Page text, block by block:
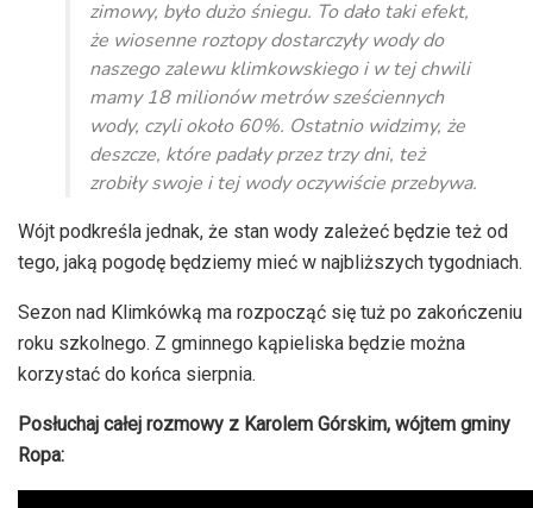
zimowy, było dużo śniegu. To dało taki efekt,
że wiosenne roztopy dostarczyły wody do
naszego zalewuklimkowskiegoi w tej chwili
mamy 18 milionów metrów sześciennych
wody, czyli około 60%. Ostatnio widzimy, że
deszcze, które padały przez trzy dni, też
zrobiły swoje i tej wody oczywiście przebywa.
Wójt podkreśla jednak, że stan wody zależeć będzie też od
tego, jaką pogodę będziemy mieć w najbliższych tygodniach.
Sezon nad Klimkówką ma rozpocząć się tuż po zakończeniu
roku szkolnego. Z gminnego kąpieliska będzie można
korzystać do końca sierpnia.
Posłuchaj całej rozmowy z Karolem Górskim, wójtem gminy
Ropa: